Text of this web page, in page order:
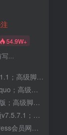
54.9W+
写...
、插件和；移动
插件和；移动
插件和；移动
插件和；移动
、插件和；移动